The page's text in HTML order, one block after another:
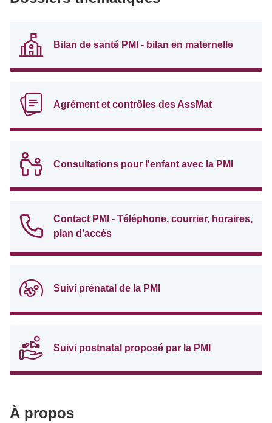
Bilan de santé PMI - bilan en maternelle
Agrément et contrôles des AssMat
Consultations pour l'enfant avec la PMI
Contact PMI - Téléphone, courrier, horaires,
plan d'accès
Suivi prénatal de la PMI
Suivi postnatal proposé par la PMI
À propos